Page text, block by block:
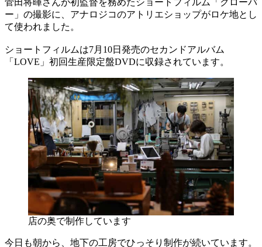
菅田将暉さんが初監督を務めたショートフィルム「クローバ
ー」の撮影に、アナロジコのアトリエショップがロケ地とし
て使われました。
ショートフィルムは7月10日発売のセカンドアルバム
「LOVE」初回生産限定盤DVDに収録されています。
店の奥で制作しています
今日も朝から、地下の工房でひっそり制作が続いています。